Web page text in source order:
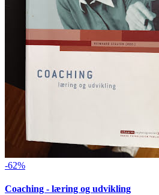
-62%
Coaching - læring og udvikling